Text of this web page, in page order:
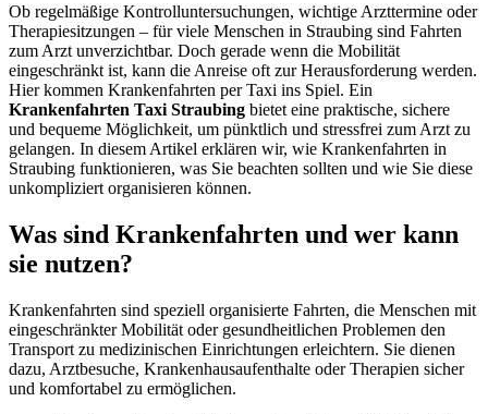
Ob regelmäßige Kontrolluntersuchungen, wichtige Arzttermine oder
Therapiesitzungen – für viele Menschen in Straubing sind Fahrten
zum Arzt unverzichtbar. Doch gerade wenn die Mobilität
eingeschränkt ist, kann die Anreise oft zur Herausforderung werden.
Hier kommen Krankenfahrten per Taxi ins Spiel. Ein
Krankenfahrten Taxi Straubing bietet eine praktische, sichere
und bequeme Möglichkeit, um pünktlich und stressfrei zum Arzt zu
gelangen. In diesem Artikel erklären wir, wie Krankenfahrten in
Straubing funktionieren, was Sie beachten sollten und wie Sie diese
unkompliziert organisieren können.
Was sind Krankenfahrten und wer kann
sie nutzen?
Krankenfahrten sind speziell organisierte Fahrten, die Menschen mit
eingeschränkter Mobilität oder gesundheitlichen Problemen den
Transport zu medizinischen Einrichtungen erleichtern. Sie dienen
dazu, Arztbesuche, Krankenhausaufenthalte oder Therapien sicher
und komfortabel zu ermöglichen.